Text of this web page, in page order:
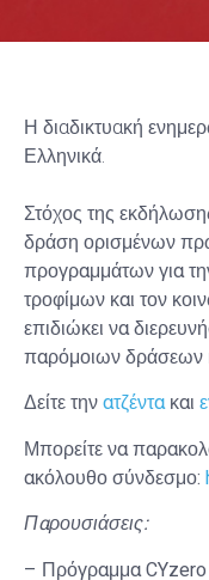
Η διαδικτυακή
Ελληνικά.
Στόχος της
δράση ορισμένων
προγραμμάτων για
τροφίμων και τον
επιδιώκει να
παρόμοιων δράσεων
Δείτε τηνατζέντακαι
Μπορείτε να
ακόλουθο σύνδεσμο:
Παρουσιάσεις:
– Πρόγραμμα CYzero